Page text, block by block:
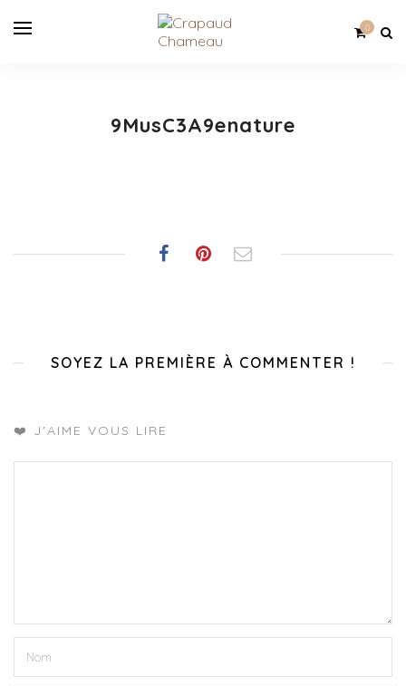
0
9MusC3A9enature
SOYEZ LA PREMIÈRE À COMMENTER !
❤️ J'AIME VOUS LIRE